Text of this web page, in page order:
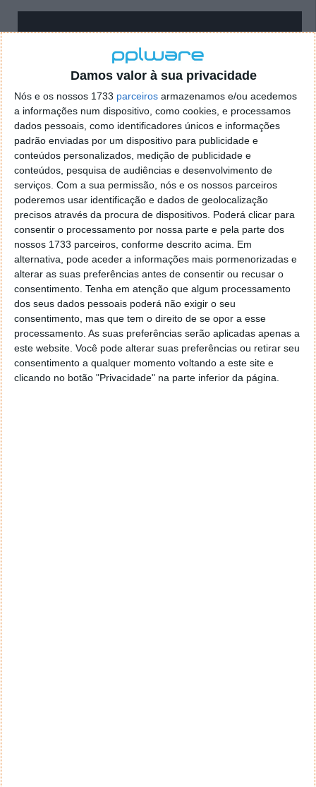
Damos valor à sua privacidade
Nós e os nossos 1733 parceiros armazenamos e/ou acedemos
a informações num dispositivo, como cookies, e processamos
dados pessoais, como identificadores únicos e informações
padrão enviadas por um dispositivo para publicidade e
conteúdos personalizados, medição de publicidade e
conteúdos, pesquisa de audiências e desenvolvimento de
serviços. Com a sua permissão, nós e os nossos parceiros
poderemos usar identificação e dados de geolocalização
precisos através da procura de dispositivos. Poderá clicar para
consentir o processamento por nossa parte e pela parte dos
nossos 1733 parceiros, conforme descrito acima. Em
alternativa, pode aceder a informações mais pormenorizadas e
alterar as suas preferências antes de consentir ou recusar o
consentimento. Tenha em atenção que algum processamento
dos seus dados pessoais poderá não exigir o seu
consentimento, mas que tem o direito de se opor a esse
processamento. As suas preferências serão aplicadas apenas a
este website. Você pode alterar suas preferências ou retirar seu
consentimento a qualquer momento voltando a este site e
clicando no botão "Privacidade" na parte inferior da página.
Esta foi a abordagem que o SwiftKey encontrou para
contornar as rígidas regras que a Apple impõe no seu
sistema operativo, em especial no que toca à
utilização de teclado.
É uma solução interessante e que alia o teclado do
iOS, que os seus utilizadores conhecem bem, com a
funcionalidade única de previsão de escrita de